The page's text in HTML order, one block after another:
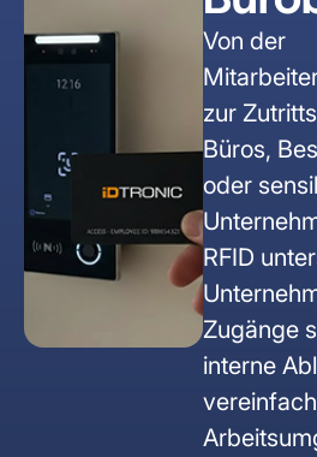
DREHKREUZE
Drehsperren
Personenschleusen
Schwingtüren
Mannshohe Drehkreuze
ELEKT. SCHLIESSSYSTEME
RFID Tablets
RFID Scanner
INDOOR SOLUTIONS
Indoor Tracker
People Tracker
SOFTWARE SOLUTIONS
IoT Plattform
Unternehmenssicherheit
Healthcare & Labor
Bauwirtschaft
Von der
zur
Büros,
oder
RFID
Zugänge
interne